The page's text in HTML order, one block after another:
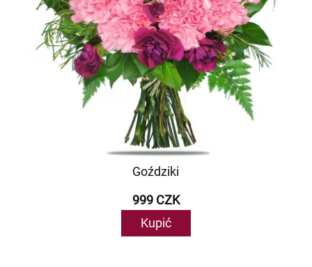
Goździki
999 CZK
Kupić